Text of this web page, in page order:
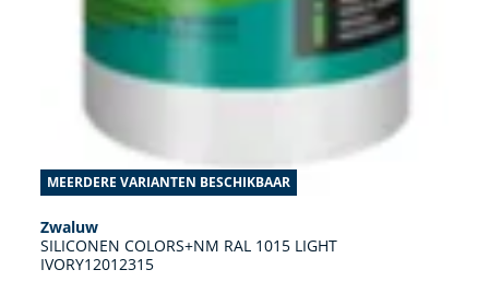
MEERDERE VARIANTEN BESCHIKBAAR
Zwaluw
SILICONEN COLORS+NM RAL 1015 LIGHT
IVORY12012315